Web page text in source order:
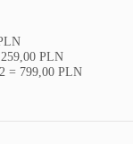
PLN
= 799,00 PLN